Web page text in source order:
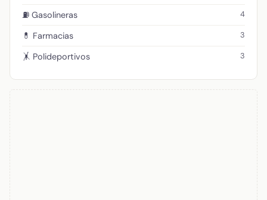
⛽ Gasolineras 4
💊 Farmacias 3
🤸 Polideportivos 3